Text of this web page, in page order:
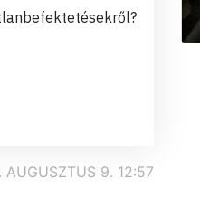
AUGUSZTUS 9. 12:57